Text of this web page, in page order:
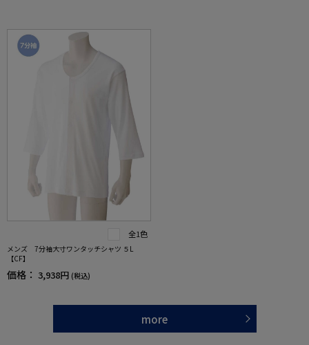
全1色
メンズ 7分袖大寸ワンタッチシャツ ５L
【CF】
価格： 3,938円 (税込)
more